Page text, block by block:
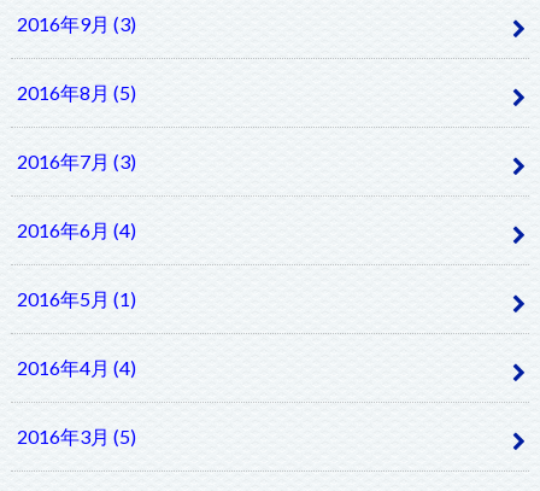
2016年9月 (3)
2016年8月 (5)
2016年7月 (3)
2016年6月 (4)
2016年5月 (1)
2016年4月 (4)
2016年3月 (5)